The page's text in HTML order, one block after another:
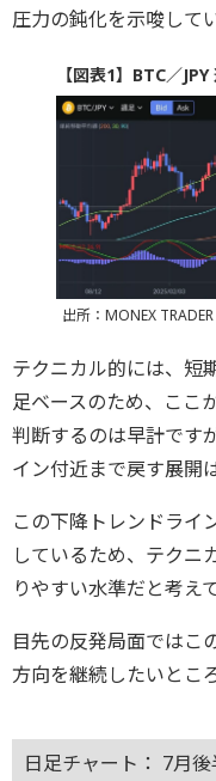
圧力の鈍化を示唆して
【図表1】BTC／
出所：MONEX
テクニカル的には、短
足ベースのため、ここ
判断するのは早計です
イン付近まで戻す展開
この下降トレンドライ
しているため、テクニ
りやすい水準だと考え
目先の反発局面ではこ
方向を継続したいとこ
日足チャート： 7月